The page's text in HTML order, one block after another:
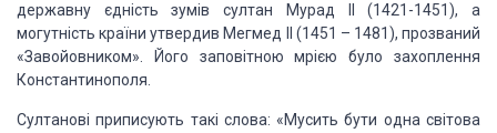
державну єдність зумів султан Мурад II (1421-1451), а
могутність країни утвердив Мегмед II (1451 – 1481), прозваний
«Завойовником». Його заповітною мрією було захоплення
Константинополя.
Султанові приписують такі слова: «Мусить бути одна світова